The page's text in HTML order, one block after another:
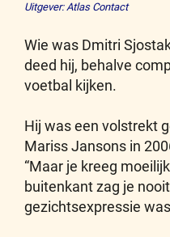
Uitgever: Atlas Contact
Wie was Dmitri
deed hij, behalve
voetbal kijken.
Hij was een volstrekt
Mariss Jansons in
“Maar je kreeg
buitenkant zag je
gezichtsexpressie